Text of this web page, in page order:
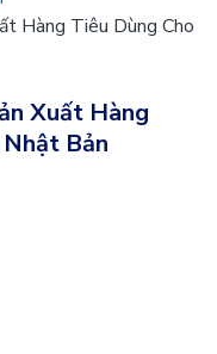
Hàng Tiêu Dùng Cho
Xuất Hàng
Bản